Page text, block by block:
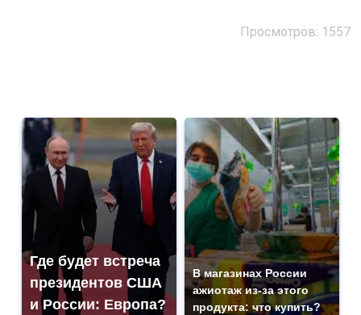
Просмотров: 1557
Где будет встреча
президентов США
и России: Европа?
В магазинах России
ажиотаж из-за этого
продукта: что купить?